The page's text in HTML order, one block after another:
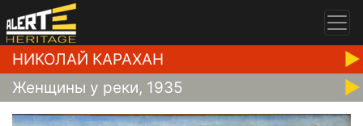
НИКОЛАЙ КАРАХАН
Женщины у реки, 1935